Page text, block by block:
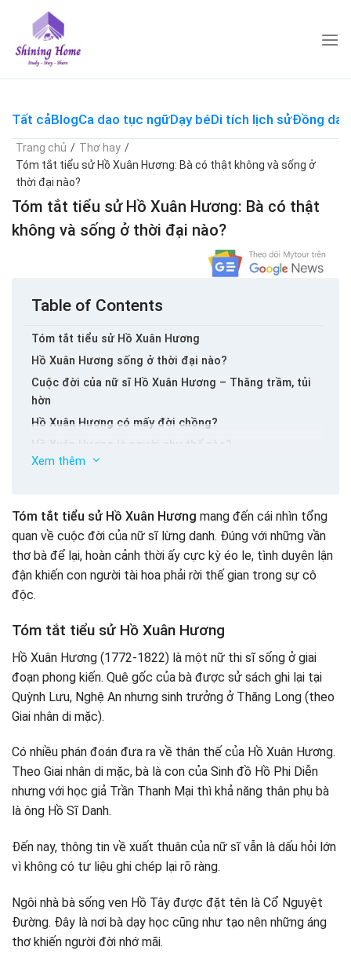
content
Tất cảBlogCa dao tục ngữDạy béDi tích lịch sửĐồng dao
Trang chủ / Thơ hay /
Tóm tắt tiểu sử Hồ Xuân Hương: Bà có thật không và sống ở
thời đại nào?
Tóm tắt tiểu sử Hồ Xuân Hương: Bà có thật
không và sống ở thời đại nào?
Table of Contents
Tóm tắt tiểu sử Hồ Xuân Hương
Hồ Xuân Hương sống ở thời đại nào?
Cuộc đời của nữ sĩ Hồ Xuân Hương – Thăng trầm, tủi
hờn
Hồ Xuân Hương có mấy đời chồng?
Hồ Xuân Hương là người như thế nào?
Sự nghiệp sáng tác của Hồ Xuân Hương – Nét chấm
Một số tác phẩm tiêu biểu
Giải đáp
1/ Hồ Xuân Hương quê ở đâu?
2/ Hồ Xuân Hương có thật không?
Kết luận
Xem thêm
Tóm tắt tiểu sử Hồ Xuân Hương mang đến cái nhìn tổng
quan về cuộc đời của nữ sĩ lừng danh. Đúng với những vần
thơ bà để lại, hoàn cảnh thời ấy cực kỳ éo le, tình duyên lận
đận khiến con người tài hoa phải rời thế gian trong sự cô
độc.
Tóm tắt tiểu sử Hồ Xuân Hương
Hồ Xuân Hương (1772-1822) là một nữ thi sĩ sống ở giai
đoạn phong kiến. Quê gốc của bà được sử sách ghi lại tại
Quỳnh Lưu, Nghệ An nhưng sinh trưởng ở Thăng Long (theo
Giai nhân di mặc).
Có nhiều phán đoán đưa ra về thân thế của Hồ Xuân Hương.
Theo Giai nhân di mặc, bà là con của Sinh đồ Hồ Phi Diễn
nhưng với học giả Trần Thanh Mại thì khả năng thân phụ bà
là ông Hồ Sĩ Danh.
Đến nay, thông tin về xuất thuân của nữ sĩ vẫn là dấu hỏi lớn
vì không có tư liệu ghi chép lại rõ ràng.
Ngôi nhà bà sống ven Hồ Tây được đặt tên là Cổ Nguyệt
Đường. Đây là nơi bà dạy học cũng như tạo nên những áng
thơ khiến người đời nhớ mãi.